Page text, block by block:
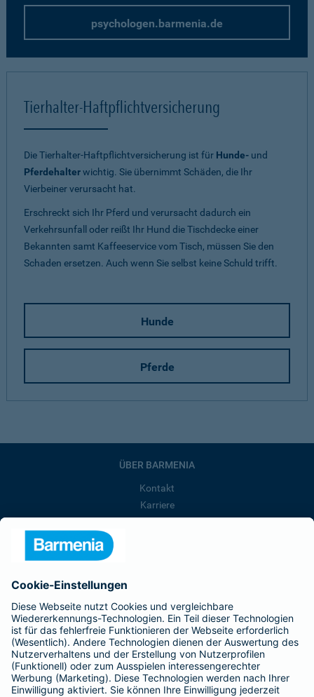
psychologen.barmenia.de
Tierhalter-Haftpflichtversicherung
Die Tierhalter-Haftpflichtversicherung ist für Hunde- und
Pferdehalterwichtig. Sie übernimmt Schäden, die Ihr
Vierbeiner verursacht hat.
Erschreckt sich Ihr Pferd und verursacht dadurch ein
Verkehrsunfall oder reißt Ihr Hund die Tischdecke einer
Bekannten samt Kaffeeservice vom Tisch, müssen Sie den
Schaden ersetzen. Auch wenn Sie selbst keine Schuld trifft.
Hunde
Pferde
ÜBER BARMENIA
Kontakt
Karriere
Barmenia ist Teil der BarmeniaGothaer
BELIEBTE SEITEN
Kranken-Zusatzversicherung
Tierversicherungen
Haftpflichtversicherung
Hausratversicherung